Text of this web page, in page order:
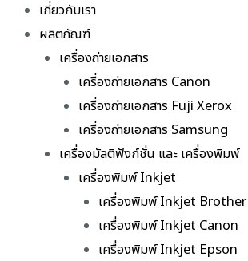
เกี่ยวกับเรา
ผลิตภัณฑ์
เครื่องถ่ายเอกสาร
เครื่องถ่ายเอกสาร Canon
เครื่องถ่ายเอกสาร Fuji Xerox
เครื่องถ่ายเอกสาร Samsung
เครื่องมัลติฟังก์ชั่น และ เครื่องพิมพ์
เครื่องพิมพ์ Inkjet
เครื่องพิมพ์ Inkjet Brother
เครื่องพิมพ์ Inkjet Canon
เครื่องพิมพ์ Inkjet Epson